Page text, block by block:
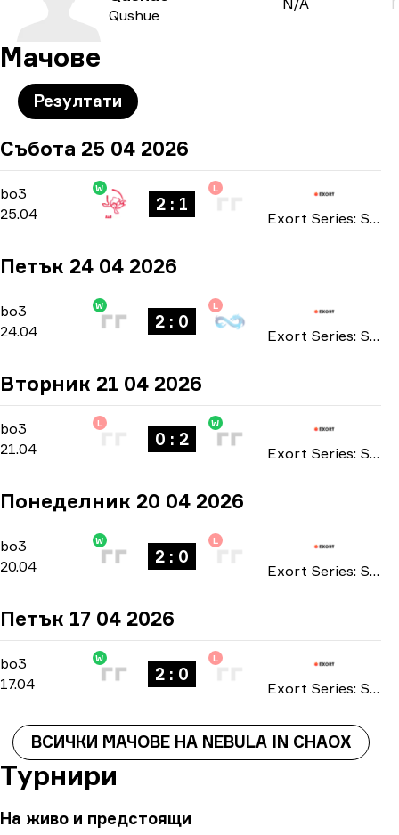
Qushue
N/A
Мачове
Резултати
Събота 25 04 2026
bo3 -bo3
25.04
W
2 : 1
L
Exort Series: Season 25 2026
Петък 24 04 2026
bo3 -bo3
24.04
W
2 : 0
L
Exort Series: Season 25 2026
Вторник 21 04 2026
bo3 Main Stage-
21.04
L
0 : 2
W
Exort Series: Season 25 2026
Понеделник 20 04 2026
bo3 Main Stage-
20.04
W
2 : 0
L
Exort Series: Season 25 2026
Петък 17 04 2026
bo3 Main Stage-
17.04
W
2 : 0
L
Exort Series: Season 25 2026
ВСИЧКИ МАЧОВЕ НА NEBULA IN CHAOX
Турнири
На живо и предстоящи